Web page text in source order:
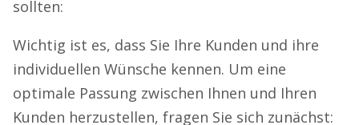
sollten:
Wichtig ist es, dass Sie Ihre Kunden und ihre
individuellen Wünsche kennen. Um eine
optimale Passung zwischen Ihnen und Ihren
Kunden herzustellen, fragen Sie sich zunächst: